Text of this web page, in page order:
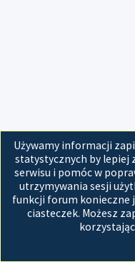
Używamy informacji
statystycznych by lepiej
serwisu i pomóc w
utrzymywania sesji
funkcji forum konieczne
ciasteczek. Możesz